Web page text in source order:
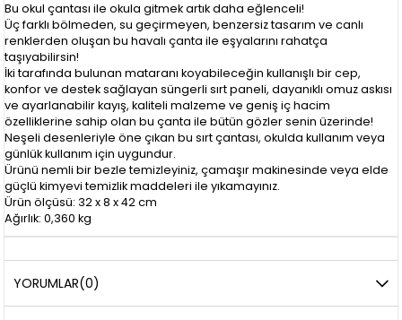
Bu okul çantası ile okula gitmek artık daha eğlenceli!
Üç farklı bölmeden, su geçirmeyen, benzersiz tasarım ve canlı
renklerden oluşan bu havalı çanta ile eşyalarını rahatça
taşıyabilirsin!
İki tarafında bulunan mataranı koyabileceğin kullanışlı bir cep,
konfor ve destek sağlayan süngerli sırt paneli, dayanıklı omuz askısı
ve ayarlanabilir kayış, kaliteli malzeme ve geniş iç hacim
özelliklerine sahip olan bu çanta ile bütün gözler senin üzerinde!
Neşeli desenleriyle öne çıkan bu sırt çantası, okulda kullanım veya
günlük kullanım için uygundur.
Ürünü nemli bir bezle temizleyiniz, çamaşır makinesinde veya elde
güçlü kimyevi temizlik maddeleri ile yıkamayınız.
Ürün ölçüsü: 32 x 8 x 42 cm
Ağırlık: 0,360 kg
YORUMLAR(0)